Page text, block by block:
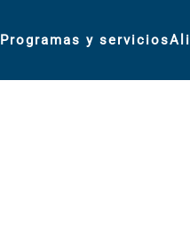
Programas y servicios